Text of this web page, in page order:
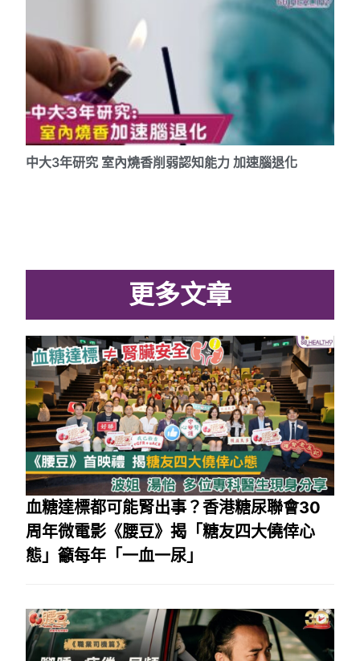
中大3年研究 室內燒香削弱認知能力 加速腦退化
更多文章
血糖達標都可能腎出事？香港糖尿聯會30
周年微電影《腰豆》揭「糖友四大僥倖心
態」籲每年「一血一尿」